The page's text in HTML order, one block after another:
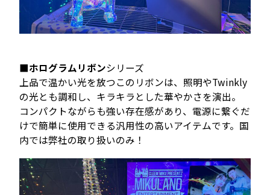
■ホログラムリボンシリーズ
上品で温かい光を放つこのリボンは、照明やTwinkly
の光とも調和し、キラキラとした華やかさを演出。
コンパクトながらも強い存在感があり、電源に繋ぐだ
けで簡単に使用できる汎用性の高いアイテムです。国
内では弊社の取り扱いのみ！